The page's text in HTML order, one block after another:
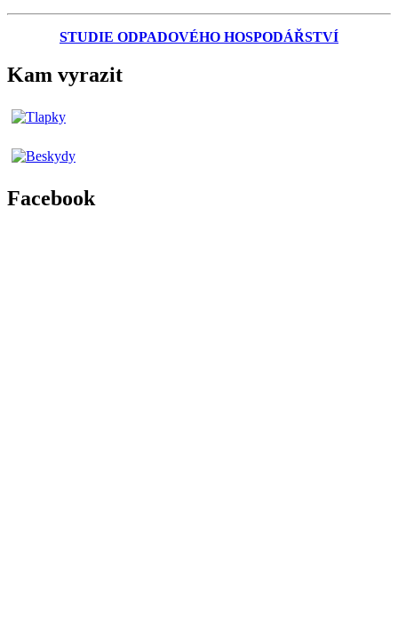
STUDIE ODPADOVÉHO HOSPODÁŘSTVÍ
Kam vyrazit
Facebook